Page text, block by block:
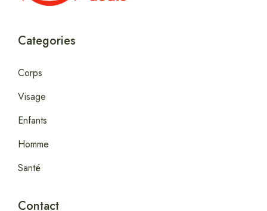
Categories
Corps
Visage
Enfants
Homme
Santé
Contact